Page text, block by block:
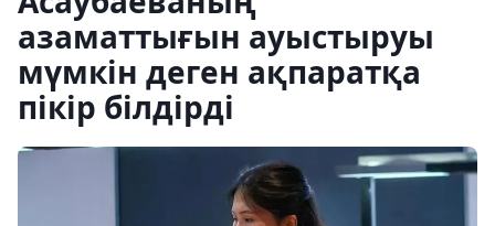
азаматтығын ауыстыруы
мүмкін деген ақпаратқа
пікір білдірді